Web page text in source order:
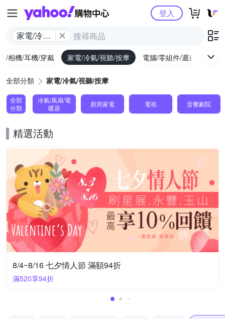
Yahoo購物中心
家電/冷氣/
登入
/相機/耳機/穿戴 家電/冷氣/視聽/按摩 電腦/零組件/週邊/遊戲
全部分類 家電/冷氣/視聽/按摩
全部
分類
冷氣/風扇/電
暖器
廚房家電 電視 音響劇院
精選活動
8/4~8/16 七夕情人節 滿額94折
滿520享94折